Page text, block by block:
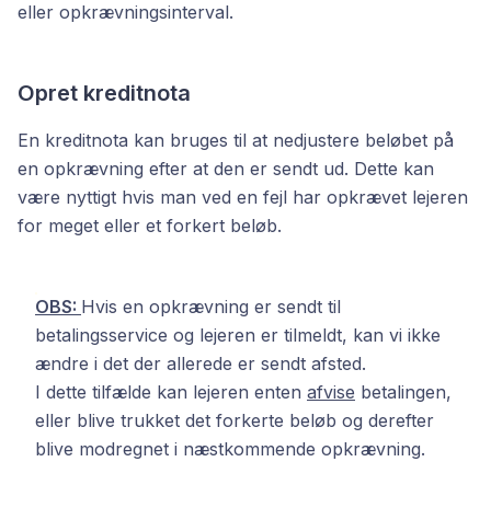
eller opkrævningsinterval.
Opret kreditnota
En kreditnota kan bruges til at nedjustere beløbet på
en opkrævning efter at den er sendt ud. Dette kan
være nyttigt hvis man ved en fejl har opkrævet lejeren
for meget eller et forkert beløb.
OBS: Hvis en opkrævning er sendt til
betalingsservice og lejeren er tilmeldt, kan vi ikke
ændre i det der allerede er sendt afsted.
I dette tilfælde kan lejeren enten afvise betalingen,
eller blive trukket det forkerte beløb og derefter
blive modregnet i næstkommende opkrævning.